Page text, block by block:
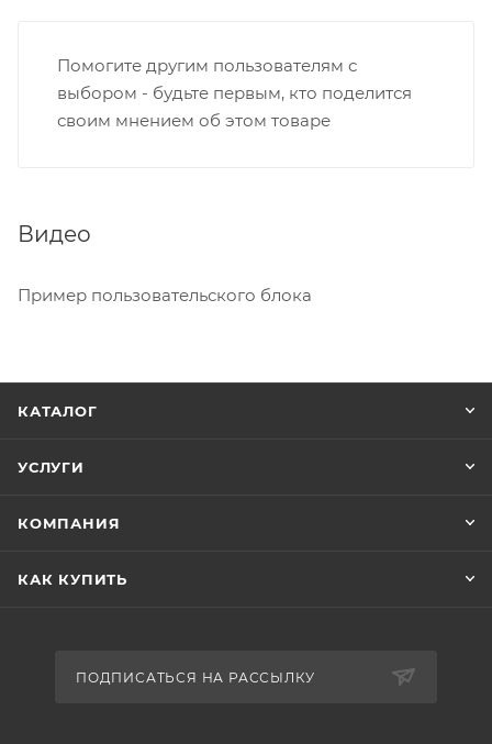
Помогите другим пользователям с
выбором - будьте первым, кто поделится
своим мнением об этом товаре
Видео
Пример пользовательского блока
КАТАЛОГ
УСЛУГИ
КОМПАНИЯ
КАК КУПИТЬ
ПОДПИСАТЬСЯ НА РАССЫЛКУ